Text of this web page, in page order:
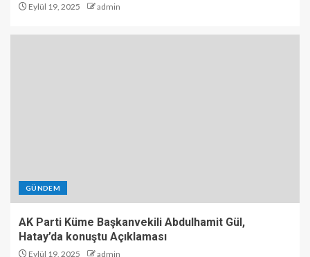
Eylül 19, 2025 admin
GÜNDEM
AK Parti Küme Başkanvekili Abdulhamit Gül,
Hatay’da konuştu Açıklaması
Eylül 19, 2025 admin